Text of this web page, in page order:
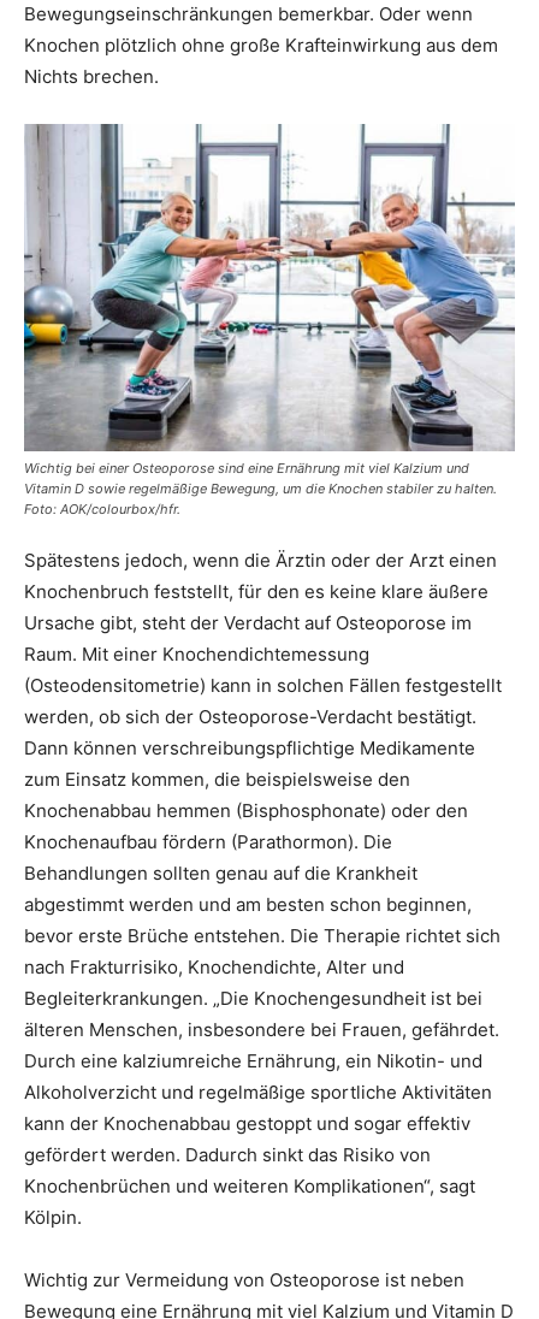
Bewegungseinschränkungen bemerkbar. Oder wenn
Knochen plötzlich ohne große Krafteinwirkung aus dem
Nichts brechen.
Wichtig bei einer Osteoporose sind eine Ernährung mit viel Kalzium und
Vitamin D sowie regelmäßige Bewegung, um die Knochen stabiler zu halten.
Foto: AOK/colourbox/hfr.
Spätestens jedoch, wenn die Ärztin oder der Arzt einen
Knochenbruch feststellt, für den es keine klare äußere
Ursache gibt, steht der Verdacht auf Osteoporose im
Raum. Mit einer Knochendichtemessung
(Osteodensitometrie) kann in solchen Fällen festgestellt
werden, ob sich der Osteoporose-Verdacht bestätigt.
Dann können verschreibungspflichtige Medikamente
zum Einsatz kommen, die beispielsweise den
Knochenabbau hemmen (Bisphosphonate) oder den
Knochenaufbau fördern (Parathormon). Die
Behandlungen sollten genau auf die Krankheit
abgestimmt werden und am besten schon beginnen,
bevor erste Brüche entstehen. Die Therapie richtet sich
nach Frakturrisiko, Knochendichte, Alter und
Begleiterkrankungen. „Die Knochengesundheit ist bei
älteren Menschen, insbesondere bei Frauen, gefährdet.
Durch eine kalziumreiche Ernährung, ein Nikotin- und
Alkoholverzicht und regelmäßige sportliche Aktivitäten
kann der Knochenabbau gestoppt und sogar effektiv
gefördert werden. Dadurch sinkt das Risiko von
Knochenbrüchen und weiteren Komplikationen“, sagt
Kölpin.
Wichtig zur Vermeidung von Osteoporose ist neben
Bewegung eine Ernährung mit viel Kalzium und Vitamin D